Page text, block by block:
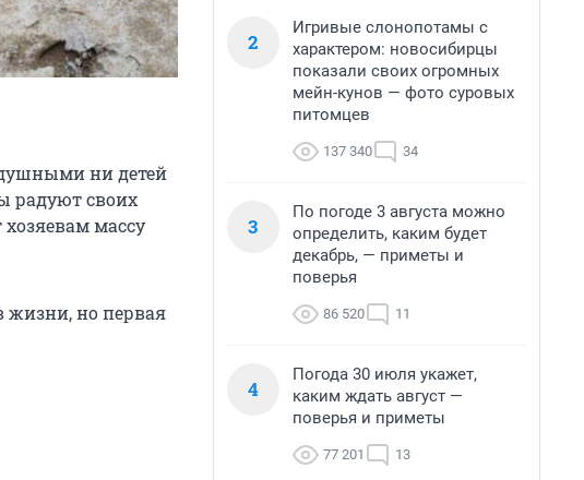
ни детей
радуют своих
массу
жизни, но первая
2
Игривые слонопотамы с
характером: новосибирцы
показали своих огромных
мейн-кунов — фото суровых
питомцев
137 340 34
3
По погоде 3 августа можно
определить, каким будет
декабрь, — приметы и
поверья
86 520 11
4
Погода 30 июля укажет,
каким ждать август —
поверья и приметы
77 201 13